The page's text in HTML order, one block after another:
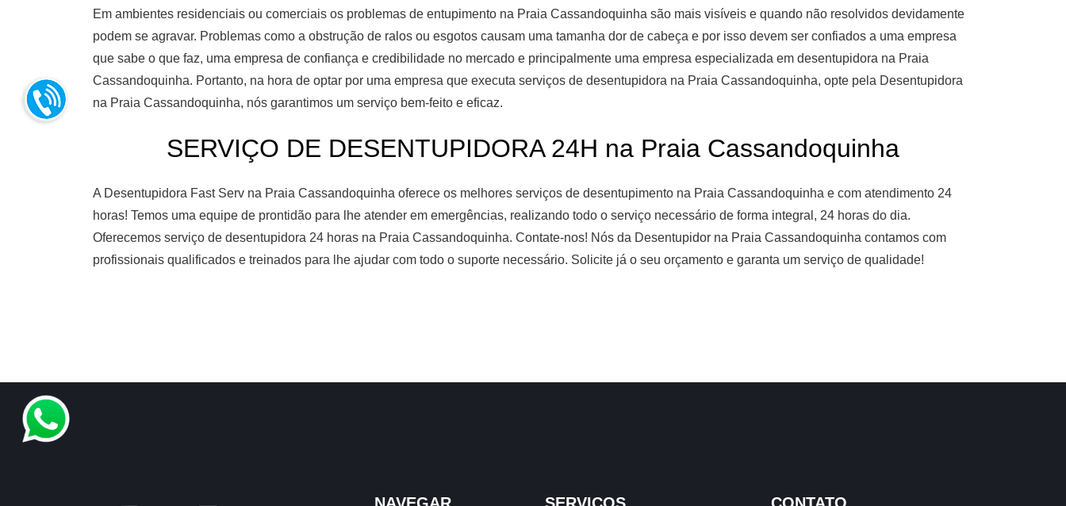
Em ambientes residenciais ou comerciais os problemas de entupimento na Praia Cassandoquinha são mais visíveis e quando não resolvidos devidamente
podem se agravar. Problemas como a obstrução de ralos ou esgotos causam uma tamanha dor de cabeça e por isso devem ser confiados a uma empresa
que sabe o que faz, uma empresa de confiança e credibilidade no mercado e principalmente uma empresa especializada em desentupidora na Praia
Cassandoquinha. Portanto, na hora de optar por uma empresa que executa serviços de desentupidora na Praia Cassandoquinha, opte pela Desentupidora
na Praia Cassandoquinha, nós garantimos um serviço bem-feito e eficaz.
SERVIÇO DE DESENTUPIDORA 24H na Praia Cassandoquinha
A Desentupidora Fast Serv na Praia Cassandoquinha oferece os melhores serviços de desentupimento na Praia Cassandoquinha e com atendimento 24
horas! Temos uma equipe de prontidão para lhe atender em emergências, realizando todo o serviço necessário de forma integral, 24 horas do dia.
Oferecemos serviço de desentupidora 24 horas na Praia Cassandoquinha. Contate-nos! Nós da Desentupidor na Praia Cassandoquinha contamos com
profissionais qualificados e treinados para lhe ajudar com todo o suporte necessário. Solicite já o seu orçamento e garanta um serviço de qualidade!